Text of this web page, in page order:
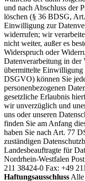
und nach Abschluss der
löschen (§ 36 BDSG,
Einwilligung zur
widerrufen; wir
nicht weiter, außer es
Widerspruch oder
Datenverarbeitung in der
übermittelte Einwilligung
DSGVO) können Sie
personenbezogenen
gesetzliche Erlaubnis
wir unverzüglich und
uns oder unseren
finden Sie am Anfang
haben Sie nach Art. 77
zuständigen
Landesbeauftragte für
Nordrhein-Westfalen
211 38424-0 Fax: +49
Haftungsausschluss Alle